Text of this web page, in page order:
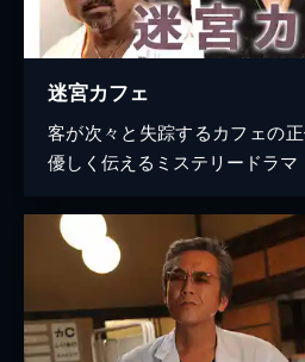
迷宮カフェ
客が次々と失踪するカフェの
優しく伝えるミステリードラマ